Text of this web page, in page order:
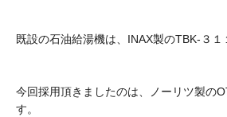
既設の石油給湯機は、INAX製のTBK-３１
今回採用頂きましたのは、ノーリツ製の
す。